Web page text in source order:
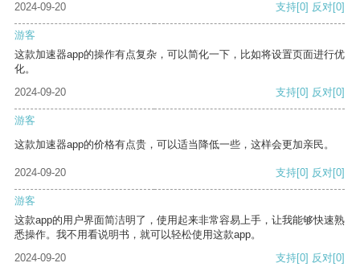
2024-09-20
支持[0] 反对[0]
游客
这款加速器app的操作有点复杂，可以简化一下，比如将设置页面进行优
化。
2024-09-20
支持[0] 反对[0]
游客
这款加速器app的价格有点贵，可以适当降低一些，这样会更加亲民。
2024-09-20 支持[0] 反对[0]
游客
这款app的用户界面简洁明了，使用起来非常容易上手，让我能够快速熟
悉操作。我不用看说明书，就可以轻松使用这款app。
2024-09-20
支持[0] 反对[0]